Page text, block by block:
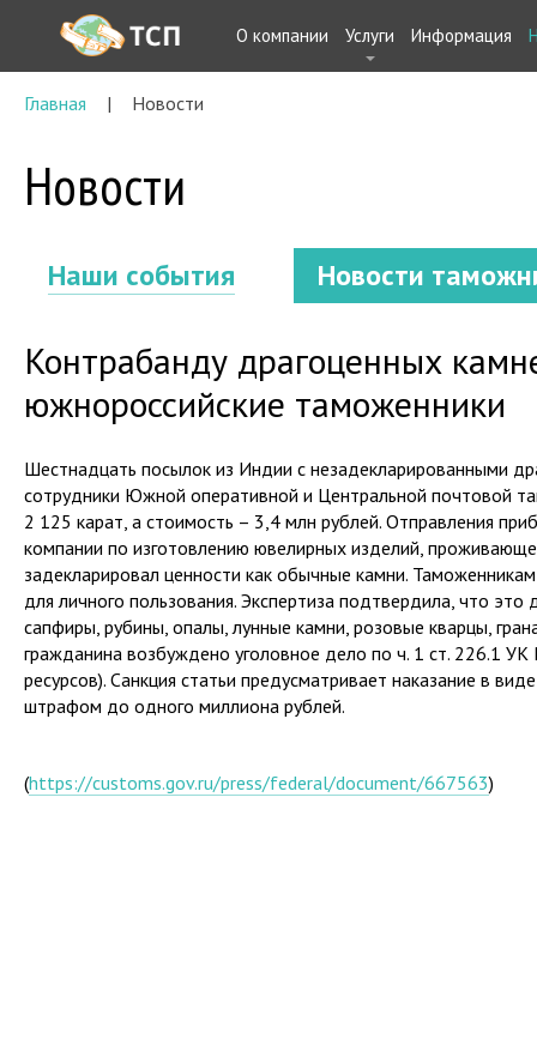
О компании Услуги Информация
Главная Новости
Новости
Наши события Новости
Контрабанду драгоценных
южнороссийские таможенники
Шестнадцать посылок из Индии с незадекларированными
сотрудники Южной оперативной и Центральной почтовой
2 125 карат, а стоимость – 3,4 млн рублей. Отправления
компании по изготовлению ювелирных изделий,
задекларировал ценности как обычные камни.
для личного пользования. Экспертиза подтвердила, что
сапфиры, рубины, опалы, лунные камни, розовые кварцы,
гражданина возбуждено уголовное дело по ч. 1 ст. 226.1
ресурсов). Санкция статьи предусматривает наказание в
штрафом до одного миллиона рублей.
(https://customs.gov.ru/press/federal/document/667563)